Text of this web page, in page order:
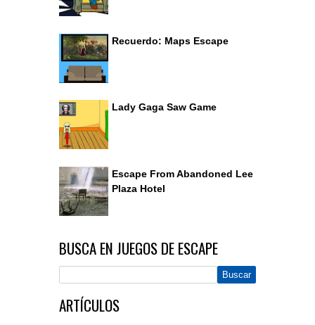
Recuerdo: Maps Escape
Lady Gaga Saw Game
Escape From Abandoned Lee
Plaza Hotel
BUSCA EN JUEGOS DE ESCAPE
ARTÍCULOS